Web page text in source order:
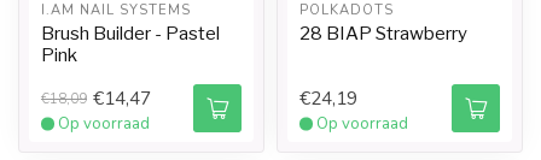
I.AM NAIL SYSTEMS
Brush Builder - Pastel
Pink
€18,09 €14,47
Op voorraad
POLKADOTS
28 BIAP Strawberry
€24,19
Op voorraad